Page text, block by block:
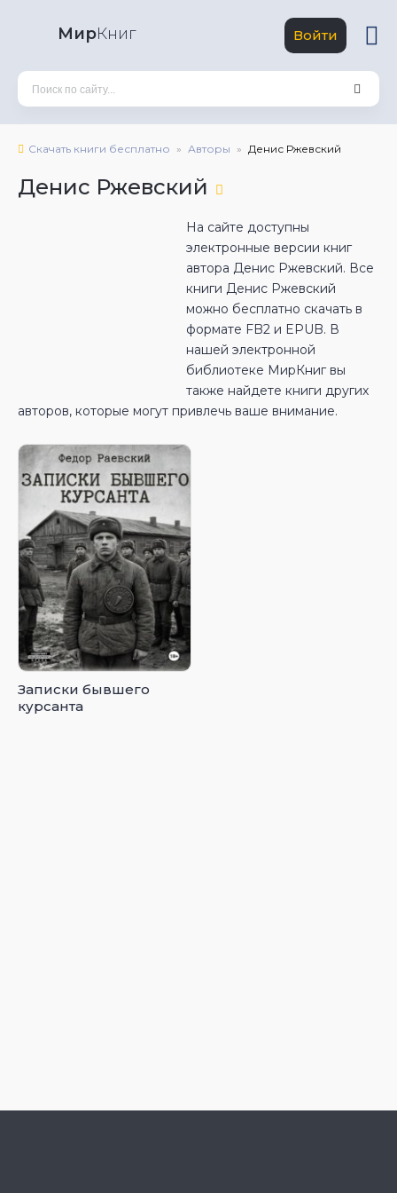
МирКниг Войти
Скачать книги бесплатно Авторы Денис Ржевский
Денис Ржевский
На сайте доступны
электронные версии книг
автора Денис Ржевский. Все
книги Денис Ржевский
можно бесплатно скачать в
формате FB2 и EPUB. В
нашей электронной
библиотеке МирКниг вы
также найдете книги других
авторов, которые могут привлечь ваше внимание.
Записки бывшего
курсанта